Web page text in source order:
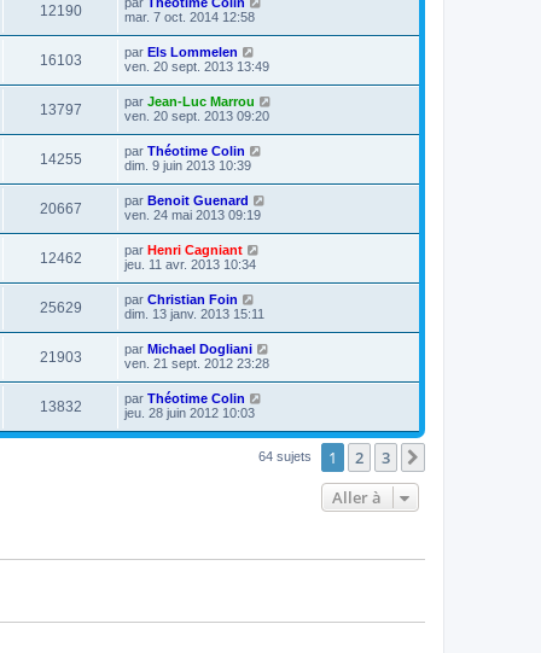
12190
mar. 7 oct. 2014 12:58
16103 par Els Lommelen
ven. 20 sept. 2013 13:49
13797 par Jean-Luc Marrou
ven. 20 sept. 2013 09:20
14255 par Théotime Colin
dim. 9 juin 2013 10:39
20667 par Benoit Guenard
ven. 24 mai 2013 09:19
12462 par Henri Cagniant
jeu. 11 avr. 2013 10:34
25629 par Christian Foin
dim. 13 janv. 2013 15:11
21903 par Michael Dogliani
ven. 21 sept. 2012 23:28
13832 par Théotime Colin
jeu. 28 juin 2012 10:03
64 sujets 1 2 3
Aller à